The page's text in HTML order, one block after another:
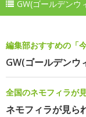
GW(ゴールデンウ
編集部おすすめの「
GW(ゴールデンウ
全国のネモフィラが
ネモフィラが見ら